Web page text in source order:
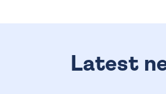
Latest